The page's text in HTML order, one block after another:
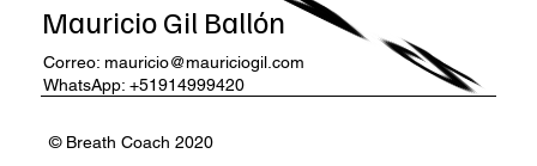
Mauricio Gil Ballón
Correo:mauricio@mauriciogil.com
WhatsApp: +51914999420
© Breath Coach 2020